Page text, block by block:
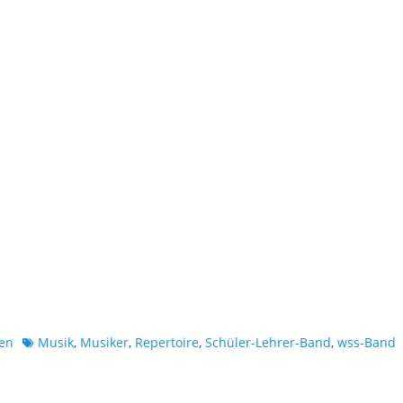
Schlagworte
Musik, Musiker, Repertoire, Schüler-Lehrer-Band, wss-Band